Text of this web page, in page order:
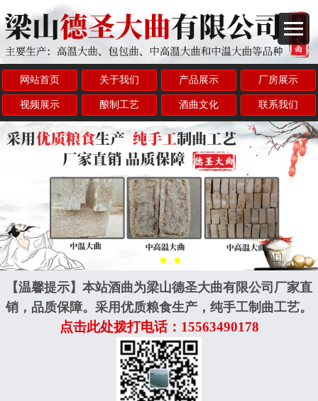
网站首页 关于我们 产品展示 厂房展示
视频展示 酿制工艺 酒曲文化 联系我们
【温馨提示】本站酒曲为梁山德圣大曲有限公司厂家直
销，品质保障。采用优质粮食生产，纯手工制曲工艺。
点击此处拨打电话：15563490178